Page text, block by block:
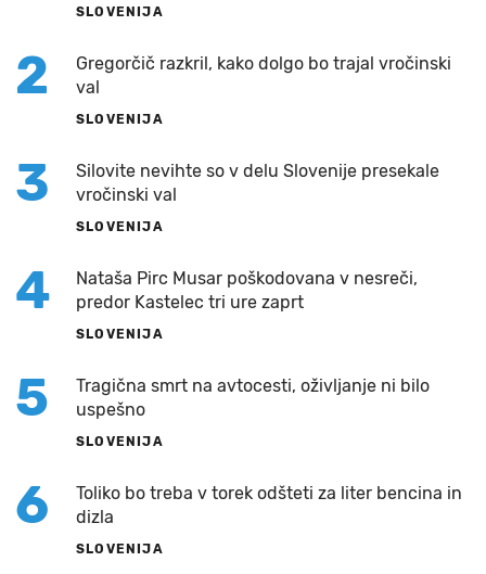
SLOVENIJA
2
Gregorčič razkril, kako dolgo bo trajal vročinski
val
SLOVENIJA
3
Silovite nevihte so v delu Slovenije presekale
vročinski val
SLOVENIJA
4
Nataša Pirc Musar poškodovana v nesreči,
predor Kastelec tri ure zaprt
SLOVENIJA
5
Tragična smrt na avtocesti, oživljanje ni bilo
uspešno
SLOVENIJA
6
Toliko bo treba v torek odšteti za liter bencina in
dizla
SLOVENIJA